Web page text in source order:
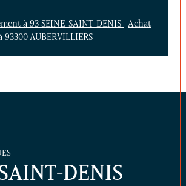
à 93 SEINE-SAINT-DENIS
Achat
AUBERVILLIERS
DENIS